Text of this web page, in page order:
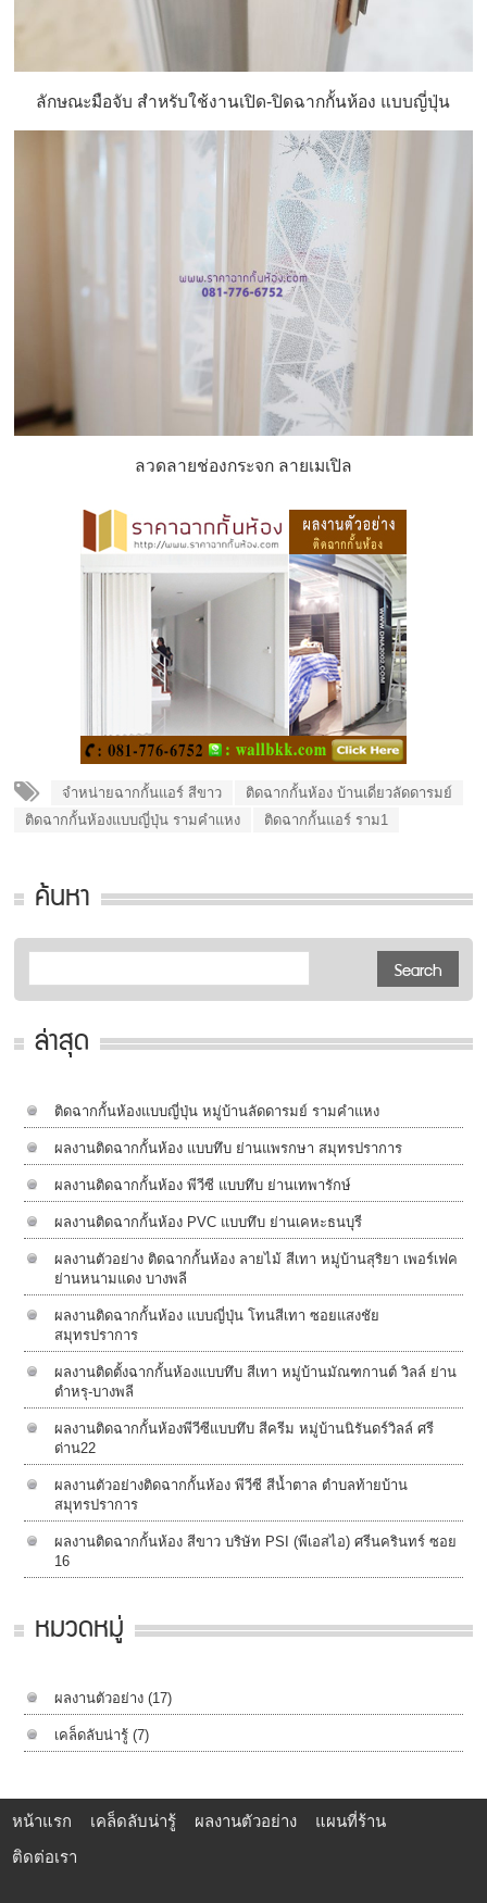
ลักษณะมือจับ สำหรับใช้งานเปิด-ปิดฉากกั้นห้อง แบบญี่ปุ่น
ลวดลายช่องกระจก ลายเมเปิล
จำหน่ายฉากกั้นแอร์ สีขาว
ติดฉากกั้นห้อง บ้านเดี่ยวลัดดารมย์
ติดฉากกั้นห้องแบบญี่ปุ่น รามคำแหง
ติดฉากกั้นแอร์ ราม1
ค้นหา
ล่าสุด
ติดฉากกั้นห้องแบบญี่ปุ่น หมู่บ้านลัดดารมย์ รามคำแหง
ผลงานติดฉากกั้นห้อง แบบทึบ ย่านแพรกษา สมุทรปราการ
ผลงานติดฉากกั้นห้อง พีวีซี แบบทึบ ย่านเทพารักษ์
ผลงานติดฉากกั้นห้อง PVC แบบทึบ ย่านเคหะธนบุรี
ผลงานตัวอย่าง ติดฉากกั้นห้อง ลายไม้ สีเทา หมู่บ้านสุริยา เพอร์เฟค
ย่านหนามแดง บางพลี
ผลงานติดฉากกั้นห้อง แบบญี่ปุ่น โทนสีเทา ซอยแสงชัย
สมุทรปราการ
ผลงานติดตั้งฉากกั้นห้องแบบทึบ สีเทา หมู่บ้านมัณฑกานต์ วิลล์ ย่าน
ตำหรุ-บางพลี
ผลงานติดฉากกั้นห้องพีวีซีแบบทึบ สีครีม หมู่บ้านนิรันดร์วิลล์​ ศรี
ด่าน22
ผลงานตัวอย่างติดฉากกั้นห้อง พีวีซี สีน้ำตาล ตำบลท้ายบ้าน
สมุทรปราการ
ผลงานติดฉากกั้นห้อง สีขาว บริษัท PSI (พีเอสไอ) ศรีนครินทร์ ซอย
16
หมวดหมู่
ผลงานตัวอย่าง(17)
เคล็ดลับน่ารู้(7)
หน้าแรก เคล็ดลับน่ารู้ ผลงานตัวอย่าง
แผนที่ร้าน
ติดต่อเรา